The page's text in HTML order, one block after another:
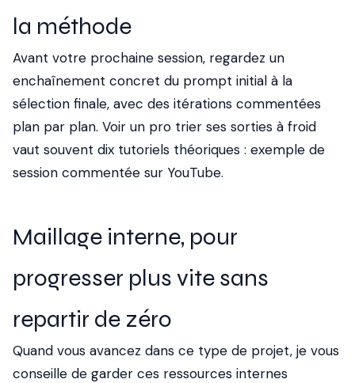
la méthode
Avant votre prochaine session, regardez un
enchaînement concret du prompt initial à la
sélection finale, avec des itérations commentées
plan par plan. Voir un pro trier ses sorties à froid
vaut souvent dix tutoriels théoriques : exemple de
session commentée sur YouTube.
Maillage interne, pour
progresser plus vite sans
repartir de zéro
Quand vous avancez dans ce type de projet, je vous
conseille de garder ces ressources internes